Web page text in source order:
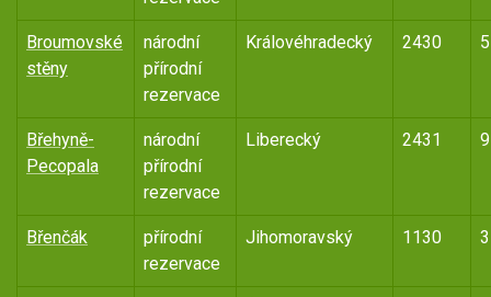
Broumovské
stěny
národní
přírodní
rezervace
Královéhradecký 2430
Břehyně-
Pecopala
národní
přírodní
rezervace
Liberecký 2431
Břenčák
přírodní
rezervace
Jihomoravský 1130